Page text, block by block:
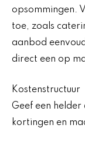
opsommingen.
toe, zoals
aanbod
direct een op
Kostenstructuur
Geef een
kortingen en